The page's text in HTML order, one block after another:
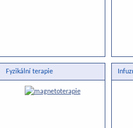
Fyzikální terapie